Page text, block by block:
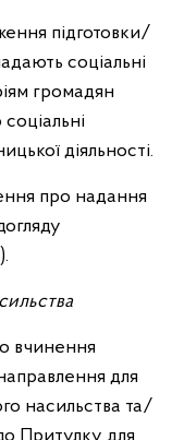
підготовки/
соціальні
громадян
діяльності.
про надання
вчинення
для
насильства та/
Притулку для